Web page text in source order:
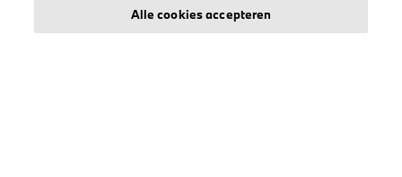
Alle cookies accepteren